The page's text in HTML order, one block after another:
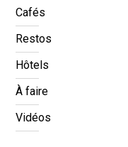
Cafés
Restos
Hôtels
À faire
Vidéos